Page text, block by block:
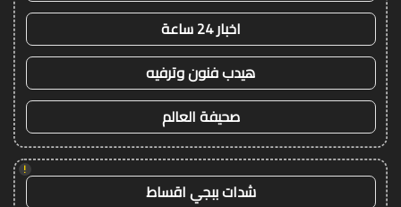
اخبار 24 ساعة
هيدب فنون وترفيه
صحيفة العالم
!
شدات ببجي اقساط